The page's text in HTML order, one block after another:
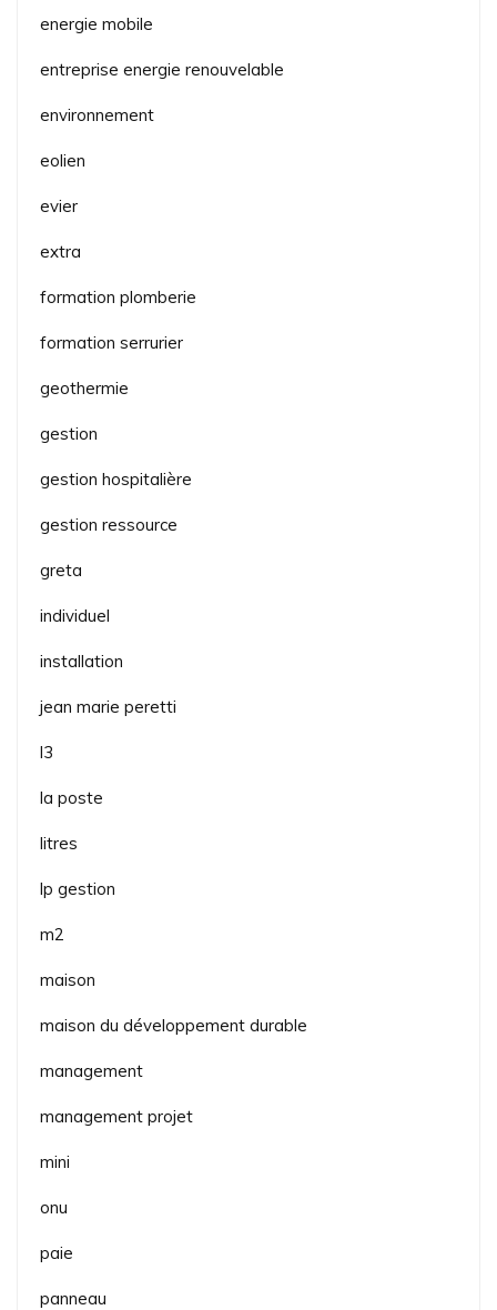
energie mobile
entreprise energie renouvelable
environnement
eolien
evier
extra
formation plomberie
formation serrurier
geothermie
gestion
gestion hospitalière
gestion ressource
greta
individuel
installation
jean marie peretti
l3
la poste
litres
lp gestion
m2
maison
maison du développement durable
management
management projet
mini
onu
paie
panneau